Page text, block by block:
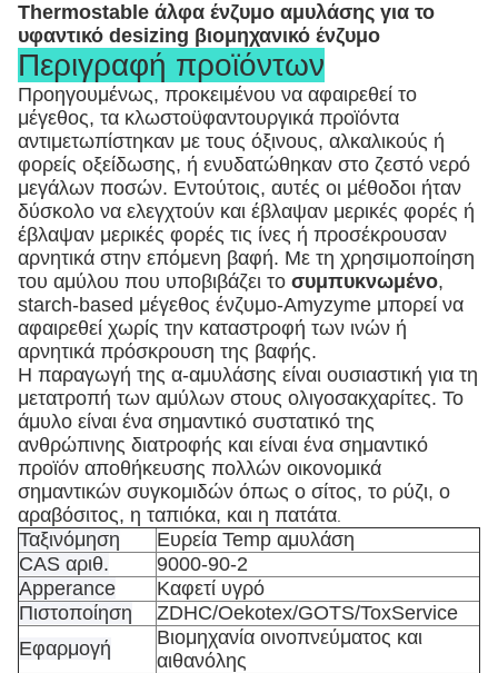
Thermostable άλφα ένζυμο αμυλάσης για το
υφαντικό desizing βιομηχανικό ένζυμο
Περιγραφή προϊόντων
Προηγουμένως, προκειμένου να αφαιρεθεί το
μέγεθος, τα κλωστοϋφαντουργικά προϊόντα
αντιμετωπίστηκαν με τους όξινους, αλκαλικούς ή
φορείς οξείδωσης, ή ενυδατώθηκαν στο ζεστό νερό
μεγάλων ποσών. Εντούτοις, αυτές οι μέθοδοι ήταν
δύσκολο να ελεγχτούν και έβλαψαν μερικές φορές ή
έβλαψαν μερικές φορές τις ίνες ή προσέκρουσαν
αρνητικά στην επόμενη βαφή. Με τη χρησιμοποίηση
του αμύλου που υποβιβάζει το συμπυκνωμένο,
starch-based μέγεθος ένζυμο-Amyzyme μπορεί να
αφαιρεθεί χωρίς την καταστροφή των ινών ή
αρνητικά πρόσκρουση της βαφής.
Η παραγωγή της α-αμυλάσης είναι ουσιαστική για τη
μετατροπή των αμύλων στους ολιγοσακχαρίτες. Το
άμυλο είναι ένα σημαντικό συστατικό της
ανθρώπινης διατροφής και είναι ένα σημαντικό
προϊόν αποθήκευσης πολλών οικονομικά
σημαντικών συγκομιδών όπως ο σίτος, το ρύζι, ο
αραβόσιτος, η ταπιόκα, και η πατάτα
Ταξινόμηση
Ευρεία Temp αμυλάση
CAS αριθ.
9000-90-2
Apperance
Καφετί υγρό
Πιστοποίηση
ZDHC/Oekotex/GOTS/ToxService
Εφαρμογή
Βιομηχανία οινοπνεύματος και
αιθανόλης